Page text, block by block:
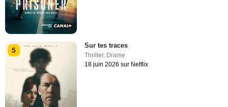
5
Sur tes traces
Thriller, Drame
18 juin 2026 sur Netflix